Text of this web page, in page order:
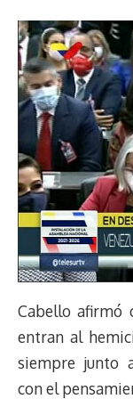
Cabello afirmó
entran al
siempre junto
con el